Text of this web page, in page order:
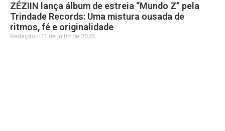
ZÉZIIN lança álbum de estreia “Mundo Z” pela
Trindade Records: Uma mistura ousada de
ritmos, fé e originalidade
Redação 11 de julho de 2025